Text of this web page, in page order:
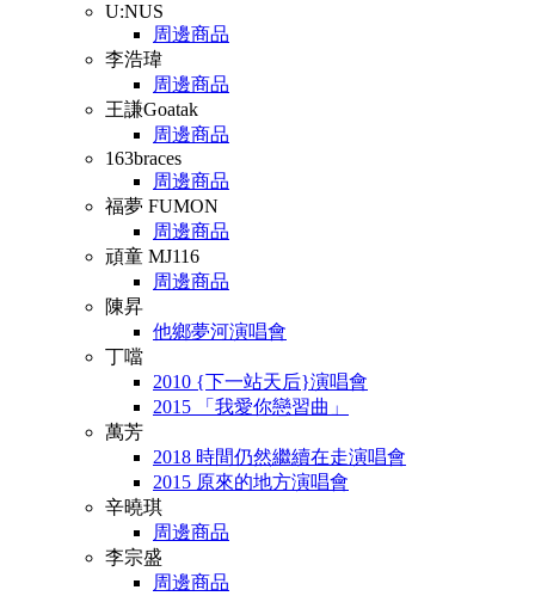
U:NUS
周邊商品
李浩瑋
周邊商品
王謙Goatak
周邊商品
163braces
周邊商品
福夢 FUMON
周邊商品
頑童 MJ116
周邊商品
陳昇
他鄉夢河演唱會
丁噹
2010 {下一站天后}演唱會
2015 「我愛你戀習曲」
萬芳
2018 時間仍然繼續在走演唱會
2015 原來的地方演唱會
辛曉琪
周邊商品
李宗盛
周邊商品